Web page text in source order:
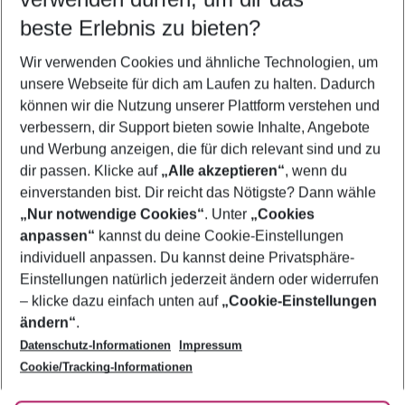
5-8 Nächte
2 Erwachsene Keine Kinder
Mehr Filter anzeigen
Footer
Footer navigation
Über uns
AGB
Bestpreisgarantie
Cookie-Einstellungen ändern
Cookie-Richtlinie
Agenturbetreuung
Barrierefreies Reisen
Folge uns
beste Erlebnis zu bieten?
Wir verwenden Cookies und ähnliche Technologien, um
unsere Webseite für dich am Laufen zu halten. Dadurch
können wir die Nutzung unserer Plattform verstehen und
verbessern, dir Support bieten sowie Inhalte, Angebote
und Werbung anzeigen, die für dich relevant sind und zu
dir passen. Klicke auf „Alle akzeptieren“, wenn du
einverstanden bist. Dir reicht das Nötigste? Dann wähle
„Nur notwendige Cookies“. Unter „Cookies
anpassen“ kannst du deine Cookie-Einstellungen
individuell anpassen. Du kannst deine Privatsphäre-
Einstellungen natürlich jederzeit ändern oder widerrufen
– klicke dazu einfach unten auf „Cookie-Einstellungen
ändern“.
Datenschutz-Informationen
Impressum
Cookie/Tracking-Informationen